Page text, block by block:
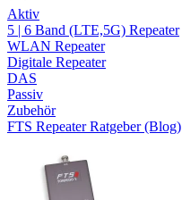
Aktiv
5 | 6 Band (LTE,5G) Repeater
WLAN Repeater
Digitale Repeater
DAS
Passiv
Zubehör
FTS Repeater Ratgeber (Blog)